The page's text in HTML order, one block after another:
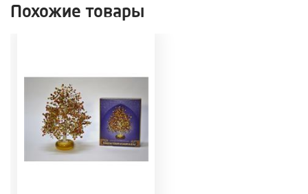
Похожие товары